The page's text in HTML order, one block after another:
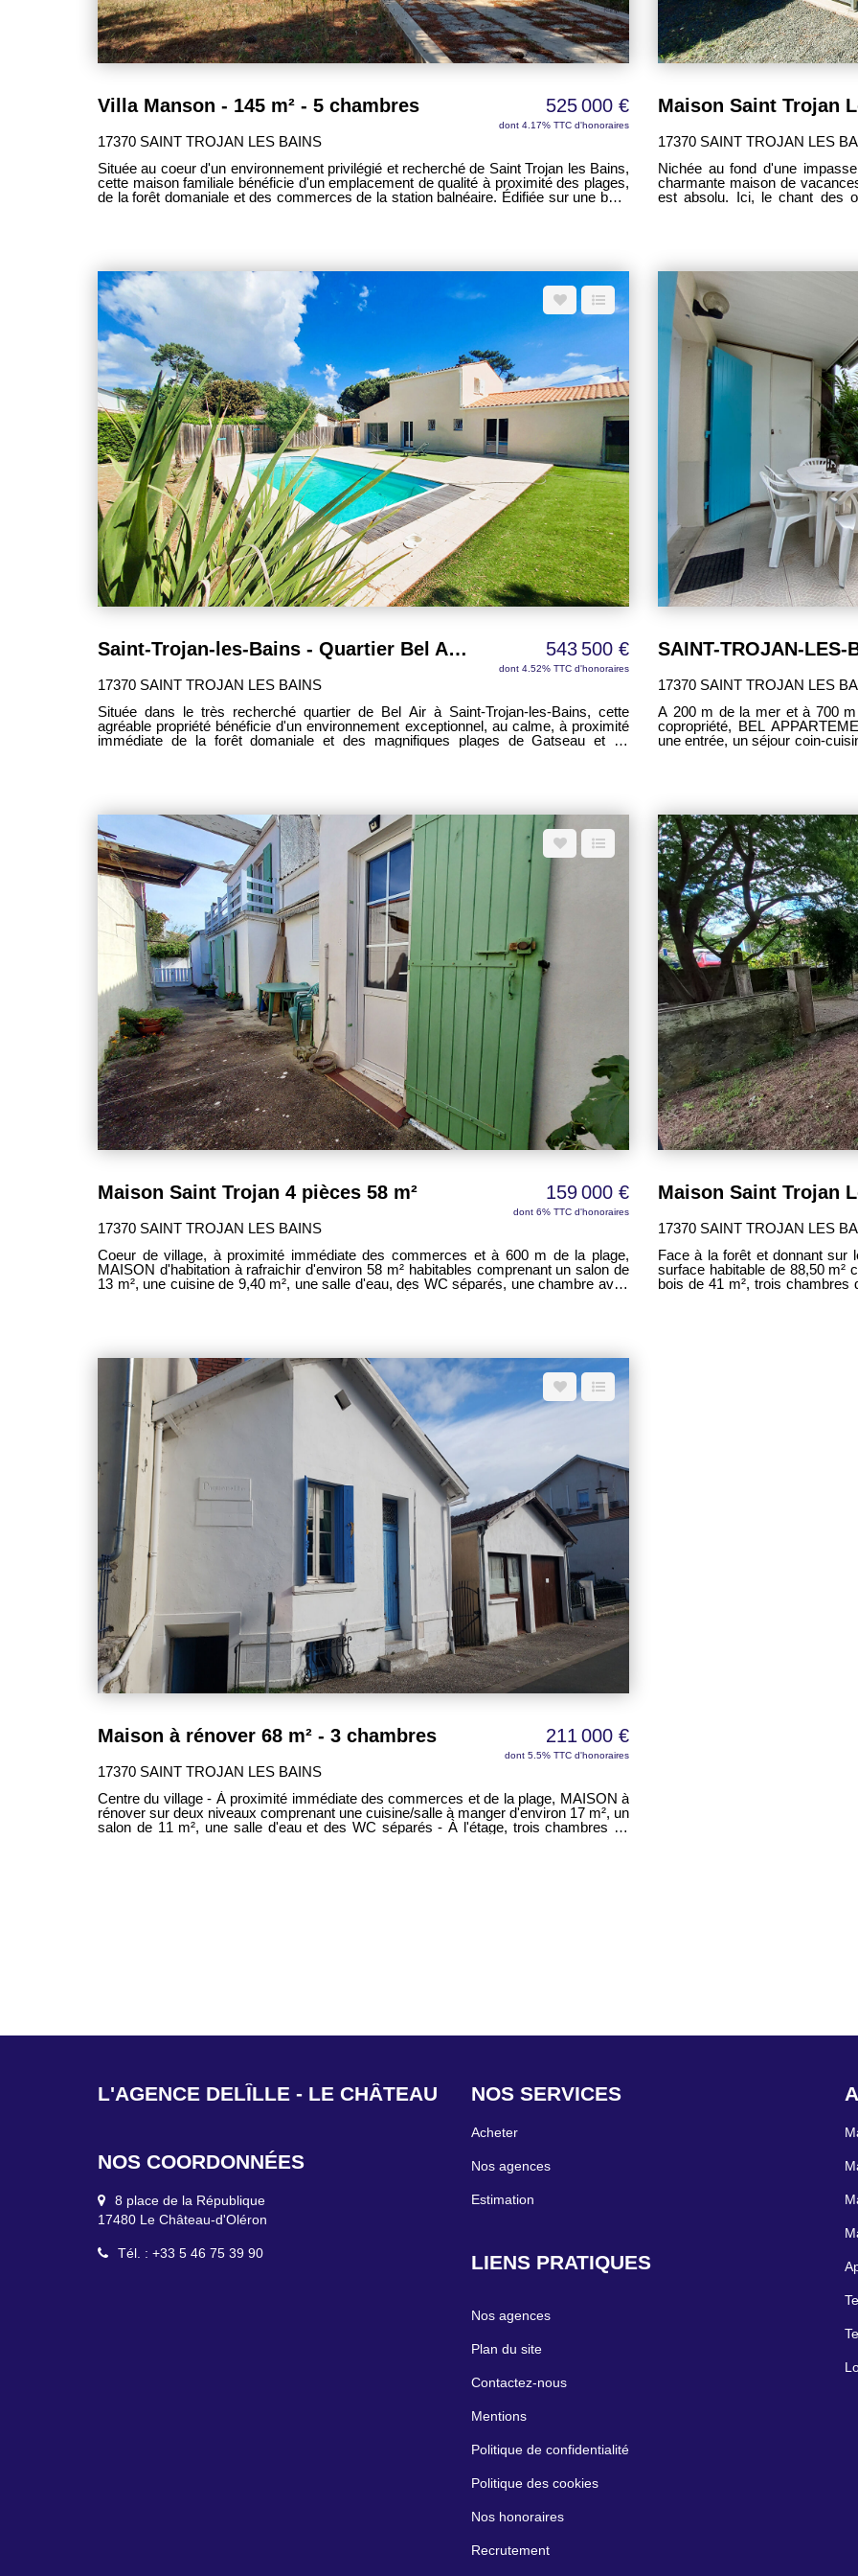
Villa Manson - 145 m² - 5 chambres 525 000 €
dont 4.17% TTC d'honoraires
17370 SAINT TROJAN LES BAINS
Située au coeur d'un environnement privilégié et recherché de Saint Trojan les Bains,
cette maison familiale bénéficie d'un emplacement de qualité à proximité des plages,
de la forêt domaniale et des commerces de la station balnéaire. Édifiée sur une belle
appréciables telles que des huisseries aluminium, des volets PVC ainsi qu'une
couverture récente. L'ensemble nécessite un rafraîchissement permettant de
moderniser les espaces selon vos goûts tout en valorisant le fort potentiel du bien. À
l'étage, l'entrée avec dégagement d'environ 11 m² dessert une agréable partie de vie
composée d'un séjour lumineux de 17,20 m² et d'une cuisine indépendante de 7,20
m². L'espace nuit comprend trois chambres confortables avec placards intégrés de
15,80 m², 11,10 m² et 15,80 m², ainsi qu'une salle d'eau et un WC indépendant. Le
rez-de-chaussée offre un second espace de vie particulièrement intéressant avec un
séjour/cuisine de 20,50 m², idéal pour recevoir famille et amis ou envisager un
espace indépendant selon les besoins. Ce niveau comprend également deux
chambres supplémentaires avec placards de 12 m² et 14 m², une salle d'eau avec
WC, un dégagement spacieux, un garage de 19 m² ainsi qu'un cellier de 5 m². À
l'extérieur, le terrain arboré permet de profiter pleinement du calme et du cadre
résidentiel particulièrement apprécié de ce secteur. Un atelier de jardin d'environ 5 m²
vient compléter les prestations du bien. Cette maison aux beaux volumes bénéficie
d'un emplacement recherché sur , réputée pour son cadre naturel exceptionnel entre
forêt et océan, ses plages de sable fin et son atmosphère authentique. Un bien offrant
de nombreuses possibilités dans un secteur prisé de l'Île d'Oléron.
17370 SAINT TROJAN LES
Nichée au fond d'une
charmante maison de
est absolu. Ici, le chant des
pour décompresser et profiter
parcelle close de 627 m²,
habitable d'environ 107 m².
esprit de maison de vacances. Le rez-de-chaussée s'organise
magnifique pièce de vie
ouverte. Le poêle à bois crée
un WC indépendant avec
l'étage, le palier dessert
espaces couchage d'environ
Un second WC avec lave-
salle d'eau supplémentaire
prestations comprennent des
électrique et un poêle à bois. À l'extérieur, le jardin clos invite à la détente après une
journée à la plage ou une
circulation, renforce le
un potentiel d'évolution, sous
Une adresse rare pour les
pied-à-terre où l'on vient
de la douceur de vivre de l'île
Saint-Trojan-les-Bains - Quartier Bel Air, maison familiale avec piscine 543 500 €
dont 4.52% TTC d'honoraires
17370 SAINT TROJAN LES BAINS
Située dans le très recherché quartier de Bel Air à Saint-Trojan-les-Bains, cette
agréable propriété bénéficie d'un environnement exceptionnel, au calme, à proximité
immédiate de la forêt domaniale et des magnifiques plages de Gatseau et de
rez-de-chaussée comprend deux chambres de 9,60 m² avec placards et 12,30 m²
avec dressing, une salle d'eau, un WC indépendant ainsi qu'un cellier d'environ 13,40
m² bénéficiant de nombreux rangements. Vous découvrirez également une superbe
pièce de vie mansardée d'environ 51 m² comprenant séjour et salle à manger avec
poêle à bois, climatisation réversible par pompe à chaleur et cuisine ouverte
aménagée. Cet espace chaleureux et lumineux s'ouvre largement sur une vaste
terrasse autour de la piscine, à l'abri des vents dominants d'ouest et des regards. À
l'étage, deux belles chambres sous rampant d'environ 14,90 m² et 10,90 m²
complètent l'ensemble. Un WC avec lavabo de 7,20 m² dispose déjà des arrivées et
évacuations nécessaires pour l'aménagement futur d'une salle d'eau supplémentaire.
Les prestations extérieures participent pleinement au confort de cette propriété :
piscine enterrée équipée d'un volet immergé assurant sécurité et protection contre
les pollutions végétales, garage d'environ 34 m² avec galetas, carport, auvent avec
store, local technique piscine ainsi qu'un cabanon dédié au stationnement des vélos.
Côté équipements, la maison dispose de menuiseries PVC double vitrage
complétées par des baies vitrées en aluminium, d'un chauffage électrique, d'un poêle
à bois et d'une climatisation réversible. Une propriété familiale pleine de charme,
située dans l'un des secteurs les plus appréciés de Saint-Trojan-les-Bains, à
seulement 2 km des commerces du village.
17370 SAINT TROJAN LES
A 200 m de la mer et à 700
copropriété, BEL
une entrée, un séjour coin-
Maison Saint Trojan 4 pièces 58 m² 159 000 €
dont 6% TTC d'honoraires
17370 SAINT TROJAN LES BAINS
Coeur de village, à proximité immédiate des commerces et à 600 m de la plage,
MAISON d'habitation à rafraichir d'environ 58 m² habitables comprenant un salon de
13 m², une cuisine de 9,40 m², une salle d'eau, des WC séparés, une chambre avec
17370 SAINT TROJAN LES
Face à la forêt et donnant sur
surface habitable de 88,50 m²
bois de 41 m², trois chambres
Maison à rénover 68 m² - 3 chambres 211 000 €
dont 5.5% TTC d'honoraires
17370 SAINT TROJAN LES BAINS
Centre du village - À proximité immédiate des commerces et de la plage, MAISON à
rénover sur deux niveaux comprenant une cuisine/salle à manger d'environ 17 m², un
salon de 11 m², une salle d'eau et des WC séparés - À l'étage, trois chambres de
L'AGENCE DELÎLLE - SAINT-DENIS
NOS COORDONNÉES
2 Canton de l'Ormeau
17650 Saint-Denis-d'Oléron
Tél. : +33 5 46 47 92 49
NOS SERVICES
Acheter
Nos agences
Estimation
LIENS PRATIQUES
Nos agences
Plan du site
Contactez-nous
Mentions
Politique de confidentialité
Politique des cookies
Nos honoraires
Recrutement